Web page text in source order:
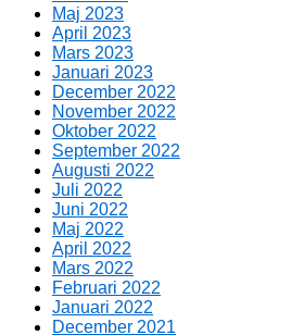
Maj 2023
April 2023
Mars 2023
Januari 2023
December 2022
November 2022
Oktober 2022
September 2022
Augusti 2022
Juli 2022
Juni 2022
Maj 2022
April 2022
Mars 2022
Februari 2022
Januari 2022
December 2021